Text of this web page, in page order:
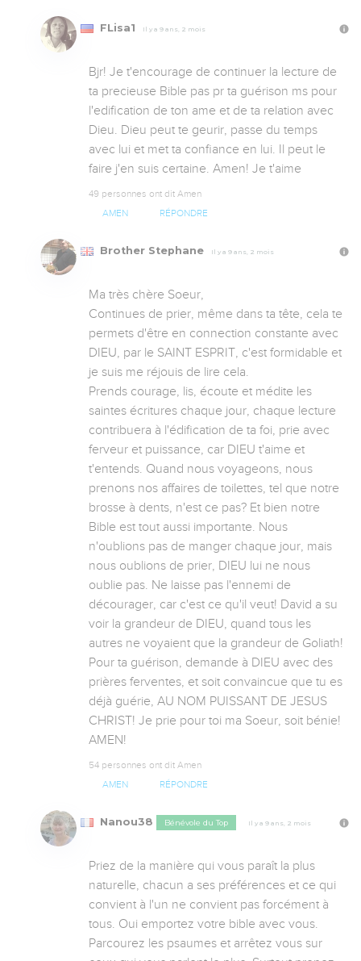
FLisa1 Il y a 9 ans, 2 mois
Bjr! Je t'encourage de continuer la lecture de
ta precieuse Bible pas pr ta guérison ms pour
l'edification de ton ame et de ta relation avec
Dieu. Dieu peut te geurir, passe du temps
avec lui et met ta confiance en lui. Il peut le
faire j'en suis certaine. Amen! Je t'aime
49 personnes ont dit Amen
AMEN RÉPONDRE
Brother Stephane Il y a 9 ans, 2 mois
Ma très chère Soeur,
Continues de prier, même dans ta tête, cela te
permets d'être en connection constante avec
DIEU, par le SAINT ESPRIT, c'est formidable et
je suis me réjouis de lire cela.
Prends courage, lis, écoute et médite les
saintes écritures chaque jour, chaque lecture
contribuera à l'édification de ta foi, prie avec
ferveur et puissance, car DIEU t'aime et
t'entends. Quand nous voyageons, nous
prenons nos affaires de toilettes, tel que notre
brosse à dents, n'est ce pas? Et bien notre
Bible est tout aussi importante. Nous
n'oublions pas de manger chaque jour, mais
nous oublions de prier, DIEU lui ne nous
oublie pas. Ne laisse pas l'ennemi de
décourager, car c'est ce qu'il veut! David a su
voir la grandeur de DIEU, quand tous les
autres ne voyaient que la grandeur de Goliath!
Pour ta guérison, demande à DIEU avec des
prières ferventes, et soit convaincue que tu es
déjà guérie, AU NOM PUISSANT DE JESUS
CHRIST! Je prie pour toi ma Soeur, soit bénie!
AMEN!
54 personnes ont dit Amen
AMEN RÉPONDRE
Nanou38 Bénévole du Top Il y a 9 ans, 2 mois
Priez de la manière qui vous paraît la plus
naturelle, chacun a ses préférences et ce qui
convient à l'un ne convient pas forcément à
tous. Oui emportez votre bible avec vous.
Parcourez les psaumes et arrêtez vous sur